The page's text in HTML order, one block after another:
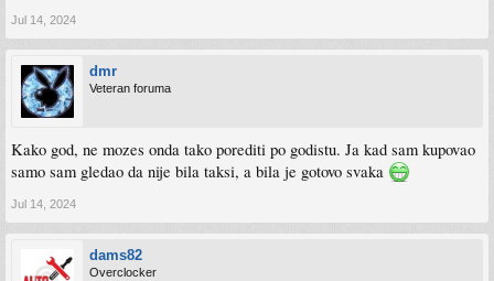
Jul 14, 2024
dmr
Veteran foruma
Kako god, ne mozes onda tako porediti po godistu. Ja kad sam kupovao
samo sam gledao da nije bila taksi, a bila je gotovo svaka
Jul 14, 2024
dams82
Overclocker